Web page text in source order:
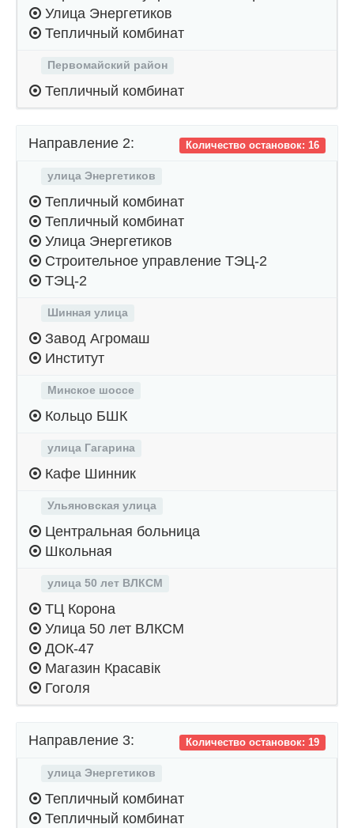
Улица Энергетиков
Тепличный комбинат
Первомайский район
Тепличный комбинат
Количество остановок: 16
Направление 2:
улица Энергетиков
Тепличный комбинат
Тепличный комбинат
Улица Энергетиков
Строительное управление ТЭЦ-2
ТЭЦ-2
Шинная улица
Завод Агромаш
Институт
Минское шоссе
Кольцо БШК
улица Гагарина
Кафе Шинник
Ульяновская улица
Центральная больница
Школьная
улица 50 лет ВЛКСМ
ТЦ Корона
Улица 50 лет ВЛКСМ
ДОК-47
Магазин Красавiк
Гоголя
Количество остановок: 19
Направление 3:
улица Энергетиков
Тепличный комбинат
Тепличный комбинат